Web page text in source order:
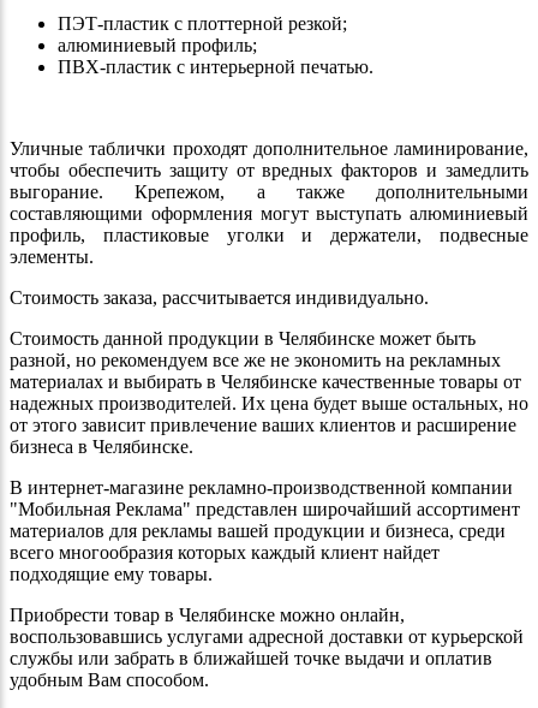
ПЭТ-пластик с плоттерной резкой;
алюминиевый профиль;
ПВХ-пластик с интерьерной печатью.
Уличные таблички проходят дополнительное ламинирование,
чтобы обеспечить защиту от вредных факторов и замедлить
выгорание. Крепежом, а также дополнительными
составляющими оформления могут выступать алюминиевый
профиль, пластиковые уголки и держатели, подвесные
элементы.
Стоимость заказа, рассчитывается индивидуально.
Стоимость данной продукции в Челябинске может быть
разной, но рекомендуем все же не экономить на рекламных
материалах и выбирать в Челябинске качественные товары от
надежных производителей. Их цена будет выше остальных, но
от этого зависит привлечение ваших клиентов и расширение
бизнеса в Челябинске.
В интернет-магазине рекламно-производственной компании
"Мобильная Реклама" представлен широчайший ассортимент
материалов для рекламы вашей продукции и бизнеса, среди
всего многообразия которых каждый клиент найдет
подходящие ему товары.
Приобрести товар в Челябинске можно онлайн,
воспользовавшись услугами адресной доставки от курьерской
службы или забрать в ближайшей точке выдачи и оплатив
удобным Вам способом.